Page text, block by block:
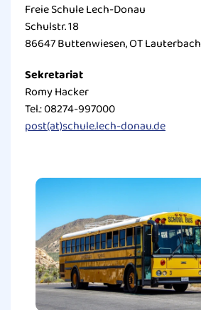
Freie Schule Lech-Donau
Schulstr. 18
86647 Buttenwiesen, OT Lauterbach
Sekretariat
Romy Hacker
Tel.: 08274-997000
post(at)schule.lech-donau.de